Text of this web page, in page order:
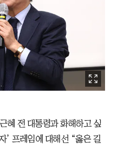
혜 전 대통령과 화해하고 싶
’ 프레임에 대해선 “옳은 길